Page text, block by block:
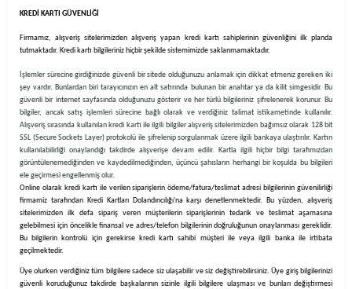
KREDİ KARTI GÜVENLİĞİ
Firmamız, alışveriş sitelerimizden alışveriş yapan kredi kartı sahiplerinin güvenliğini ilk planda
tutmaktadır. Kredi kartı bilgileriniz hiçbir şekilde sistemimizde saklanmamaktadır.
İşlemler sürecine girdiğinizde güvenli bir sitede olduğunuzu anlamak için dikkat etmeniz gereken iki
şey vardır. Bunlardan biri tarayıcınızın en alt satırında bulunan bir anahtar ya da kilit simgesidir. Bu
güvenli bir internet sayfasında olduğunuzu gösterir ve her türlü bilgileriniz şifrelenerek korunur. Bu
bilgiler, ancak satış işlemleri sürecine bağlı olarak ve verdiğiniz talimat istikametinde kullanılır.
Alışveriş sırasında kullanılan kredi kartı ile ilgili bilgiler alışveriş sitelerimizden bağımsız olarak 128 bit
SSL (Secure Sockets Layer) protokolü ile şifrelenip sorgulanmak üzere ilgili bankaya ulaştırılır. Kartın
kullanılabilirliği onaylandığı takdirde alışverişe devam edilir. Kartla ilgili hiçbir bilgi tarafımızdan
görüntülenemediğinden ve kaydedilmediğinden, üçüncü şahısların herhangi bir koşulda bu bilgileri
ele geçirmesi engellenmiş olur.
Online olarak kredi kartı ile verilen siparişlerin ödeme/fatura/teslimat adresi bilgilerinin güvenilirliği
firmamiz tarafından Kredi Kartları Dolandırıcılığı'na karşı denetlenmektedir. Bu yüzden, alışveriş
sitelerimizden ilk defa sipariş veren müşterilerin siparişlerinin tedarik ve teslimat aşamasına
gelebilmesi için öncelikle finansal ve adres/telefon bilgilerinin doğruluğunun onaylanması gereklidir.
Bu bilgilerin kontrolü için gerekirse kredi kartı sahibi müşteri ile veya ilgili banka ile irtibata
geçilmektedir.
Üye olurken verdiğiniz tüm bilgilere sadece siz ulaşabilir ve siz değiştirebilirsiniz. Üye giriş bilgilerinizi
güvenli koruduğunuz takdirde başkalarının sizinle ilgili bilgilere ulaşması ve bunları değiştirmesi